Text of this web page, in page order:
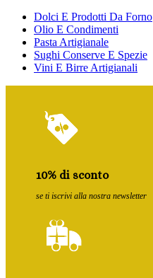
Dolci E Prodotti Da Forno
Olio E Condimenti
Pasta Artigianale
Sughi Conserve E Spezie
Vini E Birre Artigianali
10% di sconto
se ti iscrivi alla nostra newsletter